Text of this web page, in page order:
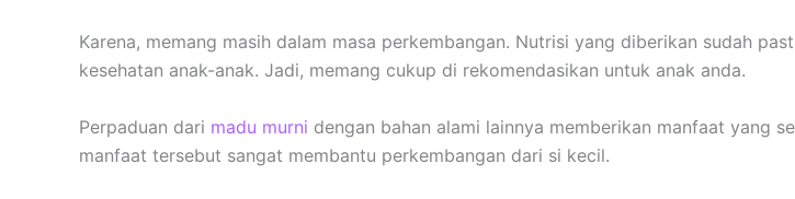
Karena, memang masih dalam masa perkembangan. Nutrisi yang diberikan sudah
kesehatan anak-anak. Jadi, memang cukup di rekomendasikan untuk anak anda.
Perpaduan dari madu murni dengan bahan alami lainnya memberikan manfaat yang
manfaat tersebut sangat membantu perkembangan dari si kecil.